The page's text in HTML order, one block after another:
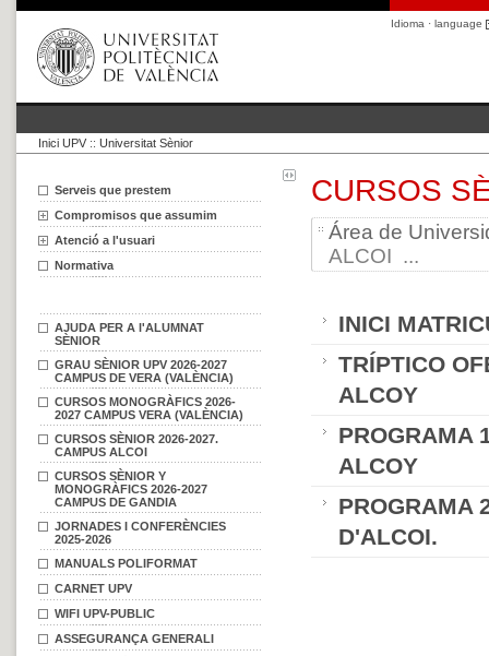
Idioma · language
Inici UPV :: Universitat Sènior
Serveis que prestem
Compromisos que assumim
Atenció a l'usuari
Normativa
AJUDA PER A l'ALUMNAT
SÈNIOR
GRAU SÈNIOR UPV 2026-2027
CAMPUS DE VERA (VALÈNCIA)
CURSOS MONOGRÀFICS 2026-
2027 CAMPUS VERA (VALÈNCIA)
CURSOS SÈNIOR 2026-2027.
CAMPUS ALCOI
CURSOS SÈNIOR Y
MONOGRÀFICS 2026-2027
CAMPUS DE GANDIA
JORNADES I CONFERÈNCIES
2025-2026
MANUALS POLIFORMAT
CARNET UPV
WIFI UPV-PUBLIC
ASSEGURANÇA GENERALI
CURSOS
Área de
ALCOI ...
INICI
TRÍPTICO
ALCOY
PROGRAMA
ALCOY
PROGRAMA
D'ALCOI.